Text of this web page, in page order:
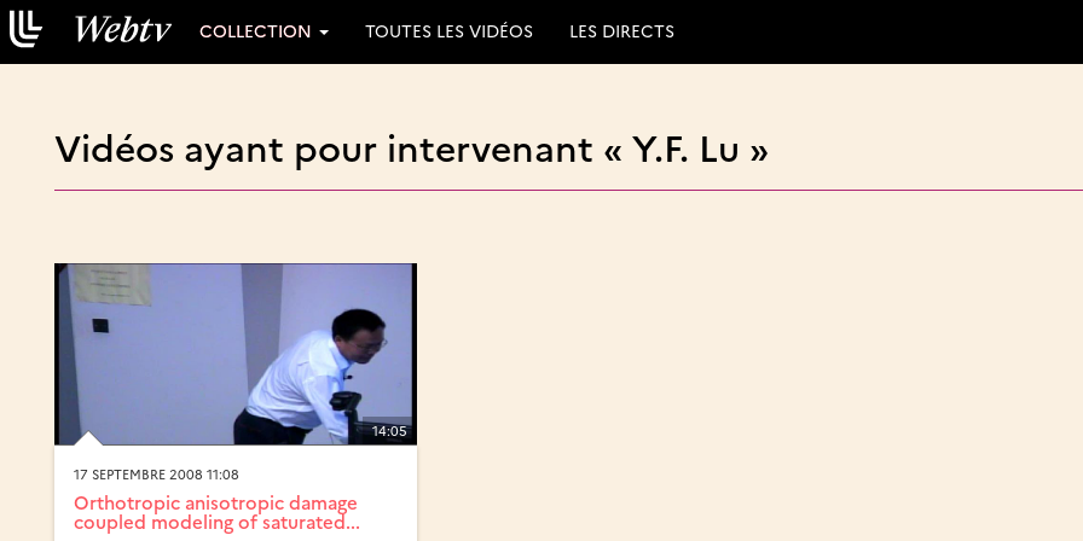
COLLECTION TOUTES LES VIDÉOS LES DIRECTS
Vidéos ayant pour intervenant « Y.F. Lu »
14:05
17 SEPTEMBRE 2008 11:08
Orthotropic anisotropic damage
coupled modeling of saturated...